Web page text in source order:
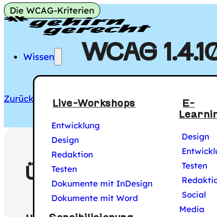
Gehirngerecht
Hauptmenü
Wissen
Live-Workshops
Entwicklung
Design
Redaktion
Testen
Dokumente mit InDesign
Dokumente mit Word
E-
Design
Testen
Social
Media
Die WCAG-Kriterien
WCAG
Zurück zu allen WCAG-Kriterien
ÜBERBLICK